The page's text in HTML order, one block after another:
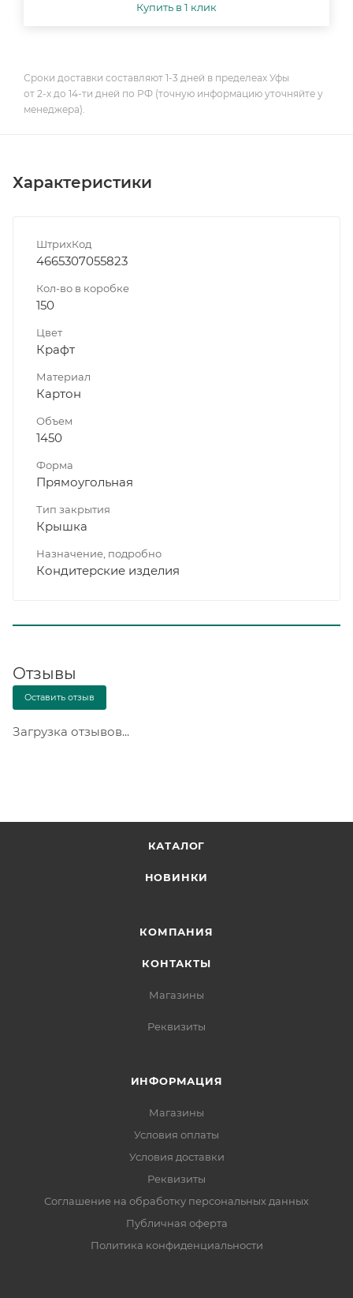
Купить в 1 клик
Сроки доставки составляют 1-3 дней в пределеах Уфы
от 2-х до 14-ти дней по РФ (точную информацию уточняйте у
менеджера).
Характеристики
ШтрихКод
4665307055823
Кол-во в коробке
150
Цвет
Крафт
Материал
Картон
Объем
1450
Форма
Прямоугольная
Тип закрытия
Крышка
Назначение, подробно
Кондитерские изделия
Отзывы
Оставить отзыв
Загрузка отзывов...
КАТАЛОГ
НОВИНКИ
КОМПАНИЯ
КОНТАКТЫ
Магазины
Реквизиты
ИНФОРМАЦИЯ
Магазины
Условия оплаты
Условия доставки
Реквизиты
Соглашение на обработку персональных данных
Публичная оферта
Политика конфиденциальности